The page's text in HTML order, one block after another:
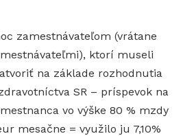
zamestnávateľom (vrátane
ktorí museli
na základe rozhodnutia
SR – príspevok na
vo výške 80 % mzdy
mesačne = využilo ju 7,10%